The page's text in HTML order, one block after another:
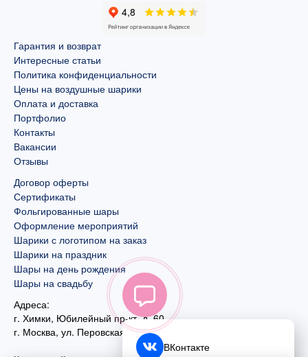
Гарантия и возврат
Интересные статьи
Политика конфиденциальности
Цены на воздушные шарики
Оплата и доставка
Портфолио
Контакты
Вакансии
Отзывы
Договор оферты
Сертификаты
Фольгированные шары
Оформление мероприятий
Шарики с логотипом на заказ
Шарики на праздник
Шары на день рождения
Шары на свадьбу
Адреса:
г. Химки, Юбилейный пр-кт, д. 60
г. Москва, ул. Перовская, д. 59
ВКонтакте